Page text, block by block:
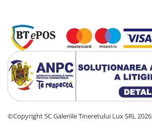
©Copyright SC Galeriile Tineretului Lux SRL 2026